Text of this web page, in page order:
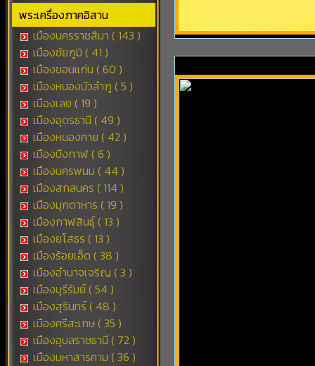
พระเครื่องภาคอิสาน
เมืองนครราชสีมา ( 143 )
เมืองชัยภูมิ ( 41 )
เมืองขอนแก่น ( 60 )
เมืองหนองบัวลำภู ( 5 )
เมืองเลย ( 19 )
เมืองอุดรธานี ( 49 )
เมืองหนองคาย ( 42 )
เมืองบึงกาฬ ( 6 )
เมืองนครพนม ( 44 )
เมืองสกลนคร ( 114 )
เมืองมุกดาหาร ( 19 )
เมืองกาฬสินธุ์ ( 13 )
เมืองยโสธร ( 13 )
เมืองร้อยเอ็ด ( 38 )
เมืองอำนาจเจริญ ( 3 )
เมืองบุรีรัมย์ ( 54 )
เมืองสุรินทร์ ( 48 )
เมืองศรีสะเกษ ( 35 )
เมืองอุบลราชธานี ( 72 )
เมืองมหาสารคาม ( 36 )